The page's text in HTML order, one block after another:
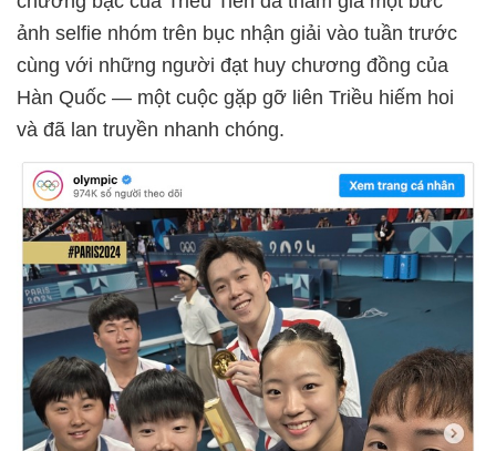
ảnh selfie nhóm trên bục nhận giải vào tuần trước
cùng với những người đạt huy chương đồng của
Hàn Quốc — một cuộc gặp gỡ liên Triều hiếm hoi
và đã lan truyền nhanh chóng.